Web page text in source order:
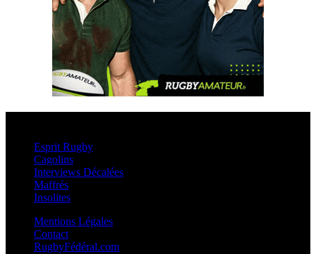
Esprit Rugby
Cagolins
Interviews Décalées
Maffrés
Insolites
Mentions Légales
Contact
RugbyFédéral.com